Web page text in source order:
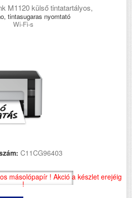
M1120 külső tintatartályos,
tintasugaras nyomtató
Wi-Fi-s
C11CG96403
másolópapír ! Akció a készlet erejéig
!